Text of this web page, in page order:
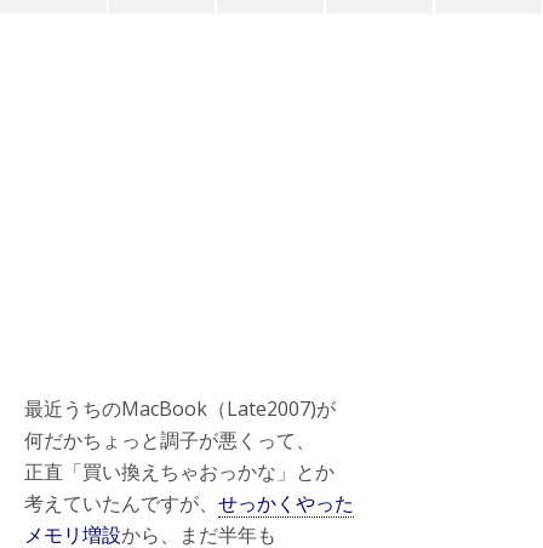
最近うちのMacBook（Late2007)が
何だかちょっと調子が悪くって、
正直「買い換えちゃおっかな」とか
考えていたんですが、 せっかくやった
メモリ増設から、まだ半年も